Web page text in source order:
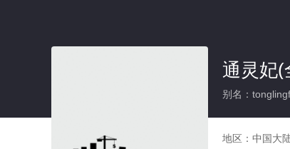
通灵妃(
别名：
地区： 中国大